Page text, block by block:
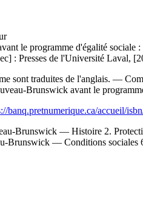
le programme d'égalité sociale
: Presses de l'Université Laval,
sont traduites de l'anglais. —
Brunswick avant le
banq.pretnumerique.ca/accueil/
Brunswick — Histoire 2.
Brunswick — Conditions